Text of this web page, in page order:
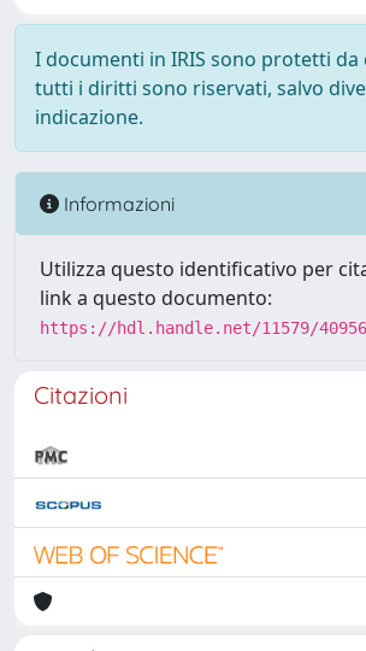
I documenti in IRIS sono protetti
tutti i diritti sono riservati, salvo
indicazione.
Informazioni
Utilizza questo identificativo per
link a questo documento:
https://hdl.handle.net/11579/40956
Citazioni